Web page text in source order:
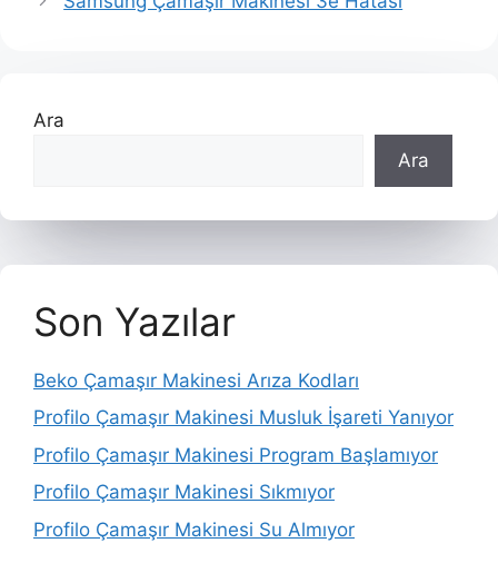
Ara
Ara
Son Yazılar
Beko Çamaşır Makinesi Arıza Kodları
Profilo Çamaşır Makinesi Musluk İşareti Yanıyor
Profilo Çamaşır Makinesi Program Başlamıyor
Profilo Çamaşır Makinesi Sıkmıyor
Profilo Çamaşır Makinesi Su Almıyor